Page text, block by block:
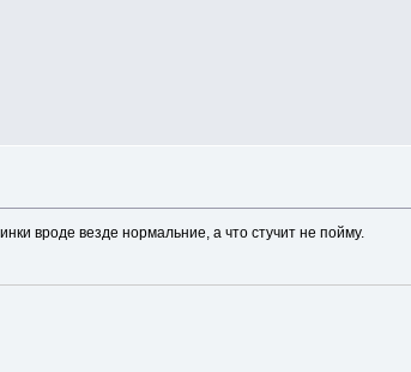
вроде везде нормальние, а что стучит не пойму.